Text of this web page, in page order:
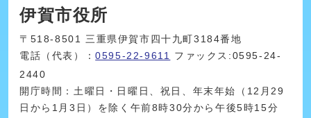
伊賀市役所
〒518-8501 三重県伊賀市四十九町3184番地
電話（代表）：0595-22-9611
ファックス:0595-24-
2440
開庁時間：土曜日・日曜日、祝日、年末年始（12月29
日から1月3日）を除く午前8時30分から午後5時15分